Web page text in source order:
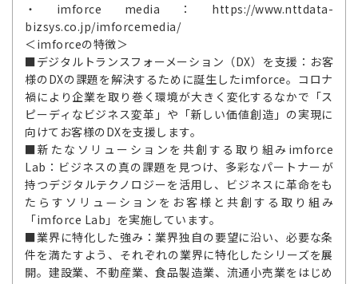
・imforce media：https://www.nttdata-
bizsys.co.jp/imforcemedia/
＜imforceの特徴＞
■デジタルトランスフォーメーション（DX）を支援：お客
様のDXの課題を解決するために誕生したimforce。コロナ
禍により企業を取り巻く環境が大きく変化するなかで「ス
ピーディなビジネス変革」や「新しい価値創造」の実現に
向けてお客様のDXを支援します。
■新たなソリューションを共創する取り組みimforce
Lab：ビジネスの真の課題を見つけ、多彩なパートナーが
持つデジタルテクノロジーを活用し、ビジネスに革命をも
たらすソリュ—ションをお客様と共創する取り組み
「imforce Lab」を実施しています。
■業界に特化した強み：業界独自の要望に沿い、必要な条
件を満たすよう、それぞれの業界に特化したシリーズを展
開。建設業、不動産業、食品製造業、流通小売業をはじめ